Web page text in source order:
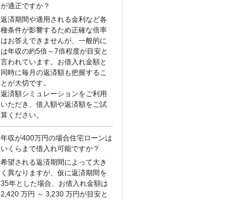
が適正ですか？
返済期間や適用される金利など各
種条件が影響するため正確な倍率
はお答えできませんが、一般的に
は年収の約5倍～7倍程度が目安と
言われています。お借入れ金額と
同時に毎月の返済額も把握するこ
とが大切です。
返済額シミュレーションをご利用
いただき、借入額や返済額をご試
算ください。
年収が400万円の場合住宅ローンは
いくらまで借入れ可能ですか？
希望される返済期間によって大き
く異なりますが、仮に返済期間を
35年とした場合、お借入れ金額は
2,420 万円 ～ 3,230 万円が目安と